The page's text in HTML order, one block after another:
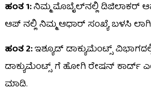
ಹಂತ 1:ನಿಮ್ಮ ಮೊಬೈಲ್‌ನಲ್ಲಿ ಡಿಜಿಲಾಕರ್
ಆಪ್ ನಲ್ಲಿ ನಿಮ್ಮ ಆಧಾರ್ ಸಂಖ್ಯೆ ಬಳಸಿ
ಹಂತ 2:ಇಶ್ಯೂಡ್ ಡಾಕ್ಯುಮೆಂಟ್ಸ್
ಡಾಕ್ಯುಮೆಂಟ್ಸ್ ಗೆ ಹೋಗಿ ರೇಷನ್ ಕಾರ್ಡ್
ಮಾಡಿ.